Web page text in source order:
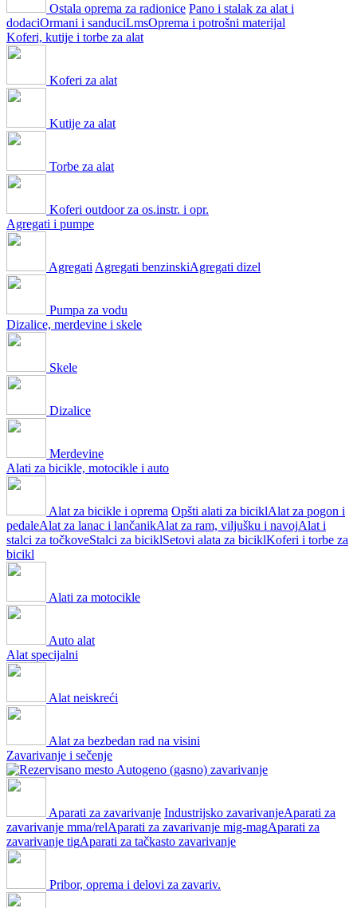
Ostala oprema za radionice Pano i stalak za alat i
dodaciOrmani i sanduciLmsOprema i potrošni materijal
Koferi, kutije i torbe za alat
Koferi za alat
Kutije za alat
Torbe za alat
Koferi outdoor za os.instr. i opr.
Agregati i pumpe
Agregati Agregati benzinskiAgregati dizel
Pumpa za vodu
Dizalice, merdevine i skele
Skele
Dizalice
Merdevine
Alati za bicikle, motocikle i auto
Alat za bicikle i oprema Opšti alati za biciklAlat za pogon i
pedaleAlat za lanac i lančanikAlat za ram, viljušku i navojAlat i
stalci za točkoveStalci za biciklSetovi alata za biciklKoferi i torbe za
bicikl
Alati za motocikle
Auto alat
Alat specijalni
Alat neiskreći
Alat za bezbedan rad na visini
Zavarivanje i sečenje
Autogeno (gasno) zavarivanje
Aparati za zavarivanje Industrijsko zavarivanjeAparati za
zavarivanje mma/relAparati za zavarivanje mig-magAparati za
zavarivanje tigAparati za tačkasto zavarivanje
Pribor, oprema i delovi za zavariv.